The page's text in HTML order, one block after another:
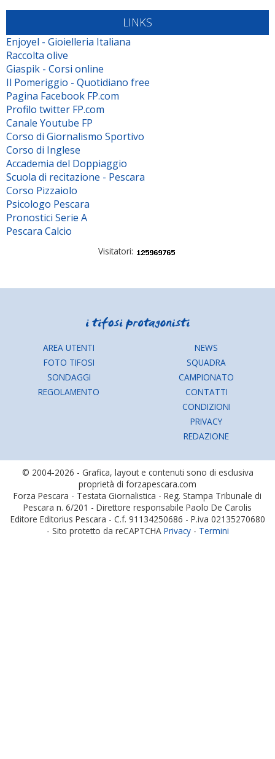
LINKS
Enjoyel - Gioielleria Italiana
Raccolta olive
Giaspik - Corsi online
Il Pomeriggio - Quotidiano free
Pagina Facebook FP.com
Profilo twitter FP.com
Canale Youtube FP
Corso di Giornalismo Sportivo
Corso di Inglese
Accademia del Doppiaggio
Scuola di recitazione - Pescara
Corso Pizzaiolo
Psicologo Pescara
Pronostici Serie A
Pescara Calcio
Visitatori:
AREA UTENTI
FOTO TIFOSI
SONDAGGI
REGOLAMENTO
NEWS
SQUADRA
CAMPIONATO
CONTATTI
CONDIZIONI
PRIVACY
REDAZIONE
© 2004-2026 - Grafica, layout e contenuti sono di esclusiva
proprietà di forzapescara.com
Forza Pescara - Testata Giornalistica - Reg. Stampa Tribunale di
Pescara n. 6/201 - Direttore responsabile Paolo De Carolis
Editore Editorius Pescara - C.f. 91134250686 - P.iva 02135270680
- Sito protetto da reCAPTCHA Privacy- Termini